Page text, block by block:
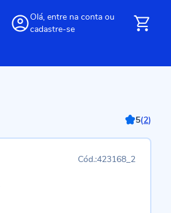
Olá, entre na conta ou
cadastre-se
5(2)
423168_2